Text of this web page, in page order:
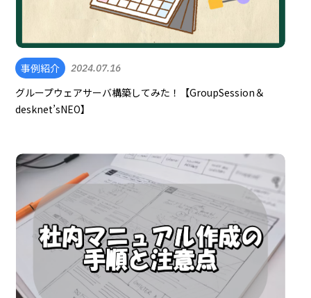
事例紹介 2024.07.16
グループウェアサーバ構築してみた！【GroupSession＆
desknet’sNEO】